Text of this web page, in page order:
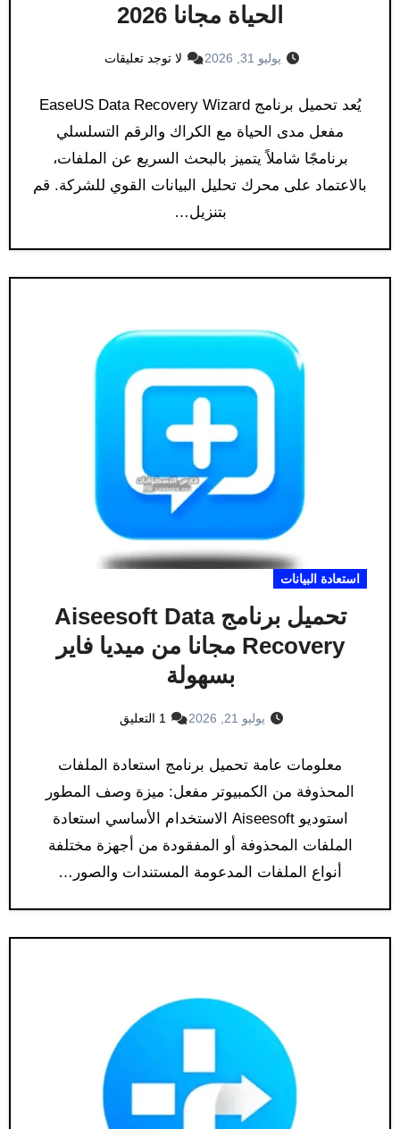
الحياة مجانا 2026
يوليو 31, 2026 لا توجد تعليقات
يُعد تحميل برنامج EaseUS Data Recovery Wizard
مفعل مدى الحياة مع الكراك والرقم التسلسلي
برنامجًا شاملاً يتميز بالبحث السريع عن الملفات،
بالاعتماد على محرك تحليل البيانات القوي للشركة. قم
بتنزيل…
استعادة البيانات
تحميل برنامج Aiseesoft Data
Recovery مجانا من ميديا فاير
بسهولة
يوليو 21, 2026 1 التعليق
معلومات عامة تحميل برنامج استعادة الملفات
المحذوفة من الكمبيوتر مفعل: ميزة وصف المطور
استوديو Aiseesoft الاستخدام الأساسي استعادة
الملفات المحذوفة أو المفقودة من أجهزة مختلفة
أنواع الملفات المدعومة المستندات والصور…